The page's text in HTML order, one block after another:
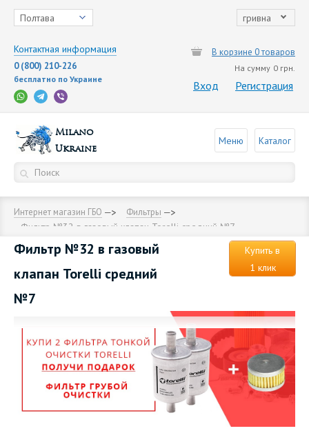
Полтава гривна
Контактная информация
0 (800) 210-226
бесплатно по Украине
В корзине 0 товаров
На сумму 0 грн.
Вход Регистрация
Milano
Ukraine
Меню Каталог
Интернет магазин ГБО Фильтры
Фильтр №32 в газовый клапан Torelli средний №7
Фильтр №32 в газовый
клапан Torelli средний
№7
Купить в
1 клик